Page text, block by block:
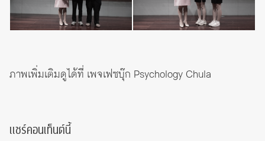
ภาพเพิ่มเติมดูได้ที่ เพจเฟซบุ๊ก Psychology Chula
แชร์คอนเท็นต์นี้